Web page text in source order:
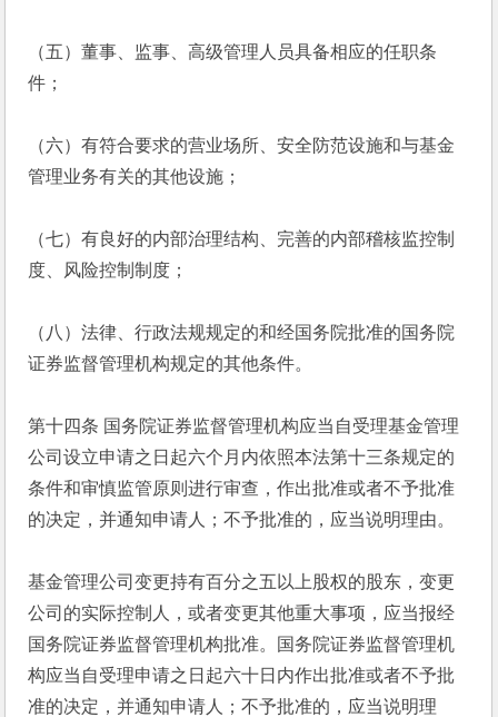
（五）董事、监事、高级管理人员具备相应的任职条
件；
（六）有符合要求的营业场所、安全防范设施和与基金
管理业务有关的其他设施；
（七）有良好的内部治理结构、完善的内部稽核监控制
度、风险控制制度；
（八）法律、行政法规规定的和经国务院批准的国务院
证券监督管理机构规定的其他条件。
第十四条 国务院证券监督管理机构应当自受理基金管理
公司设立申请之日起六个月内依照本法第十三条规定的
条件和审慎监管原则进行审查，作出批准或者不予批准
的决定，并通知申请人；不予批准的，应当说明理由。
基金管理公司变更持有百分之五以上股权的股东，变更
公司的实际控制人，或者变更其他重大事项，应当报经
国务院证券监督管理机构批准。国务院证券监督管理机
构应当自受理申请之日起六十日内作出批准或者不予批
准的决定，并通知申请人；不予批准的，应当说明理